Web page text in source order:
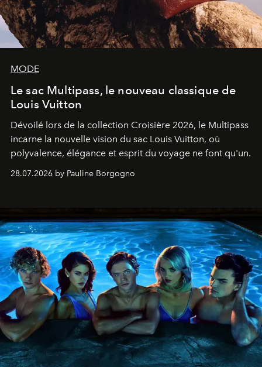
MODE
Le sac Multipass, le nouveau classique de
Louis Vuitton
Dévoilé lors de la collection Croisière 2026, le Multipass
incarne la nouvelle vision du sac Louis Vuitton, où
polyvalence, élégance et esprit du voyage ne font qu'un.
28.07.2026 by Pauline Borgogno